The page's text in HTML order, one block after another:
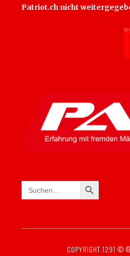
Patriot.ch nicht
Search
for:
SEARCH BUTTON
COPYRIGHT 1291 ©